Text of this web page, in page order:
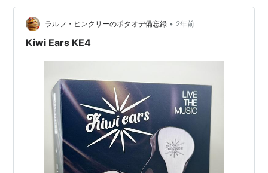
ラルフ・ヒンクリーのポタオデ備忘録 • 2年前
Kiwi Ears KE4